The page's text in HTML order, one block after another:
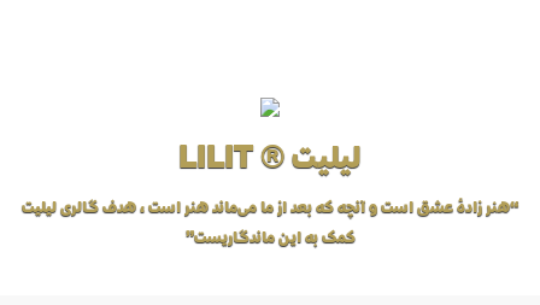
لیلیت ® LILIT
“هنر زادهٔ عشق است و آنچه که بعد از ما می‌ماند هنر است، هدف گالری لیلیت
کمک به این ماندگاریست”